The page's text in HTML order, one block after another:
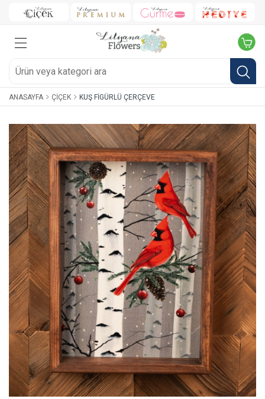
ANASAYFA ÇIÇEK KUŞ FIGÜRLÜ ÇERÇEVE